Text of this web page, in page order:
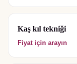
Kaş kıl tekniği
Fiyat için arayın